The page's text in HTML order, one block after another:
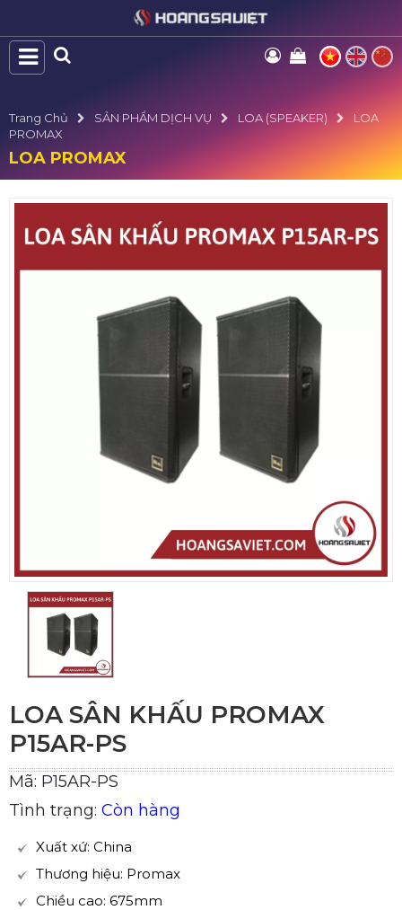
Trang Chủ SẢN PHẨM DỊCH VỤ LOA (SPEAKER)
LOA
PROMAX
LOA PROMAX
LOA SÂN KHẤU PROMAX
P15AR-PS
Mã: P15AR-PS
Tình trạng: Còn hàng
Xuất xứ: China
Thương hiệu: Promax
Chiều cao: 675mm